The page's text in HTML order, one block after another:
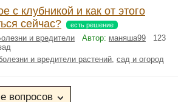
с клубникой и как от этого
сейчас?
есть решение
и вредители Автор: маняша99 123
и вредители растений, сад и огород